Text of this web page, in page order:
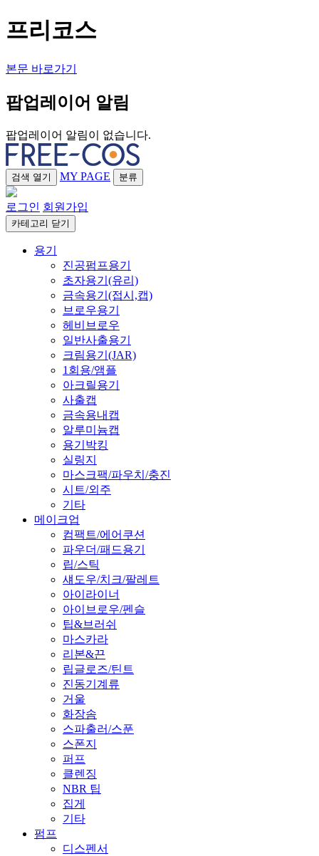
프리코스
본문 바로가기
팝업레이어 알림
팝업레이어 알림이 없습니다.
검색 열기 MY PAGE 분류
로그인 회원가입
카테고리 닫기
용기
진공펌프용기
초자용기(유리)
금속용기(접시,캡)
브로우용기
헤비브로우
일반사출용기
크림용기(JAR)
1회용/앰플
아크릴용기
사출캡
금속용내캡
알루미늄캡
용기박킹
실링지
마스크팩/파우치/충진
시트/외주
기타
메이크업
컴팩트/에어쿠션
파우더/패드용기
립/스틱
섀도우/치크/팔레트
아이라이너
아이브로우/펜슬
팁&브러쉬
마스카라
리본&끈
립글로즈/틴트
진동기계류
거울
화장솜
스파출러/스푼
스폰지
퍼프
클렌징
NBR 팁
집게
기타
펌프
디스펜서